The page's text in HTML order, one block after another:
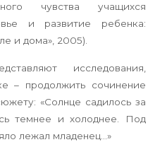
чувства учащихся
и развитие ребенка:
и дома», 2005).
исследования,
– продолжить сочинение
«Солнце садилось за
темнее и холоднее. Под
лежал младенец…»